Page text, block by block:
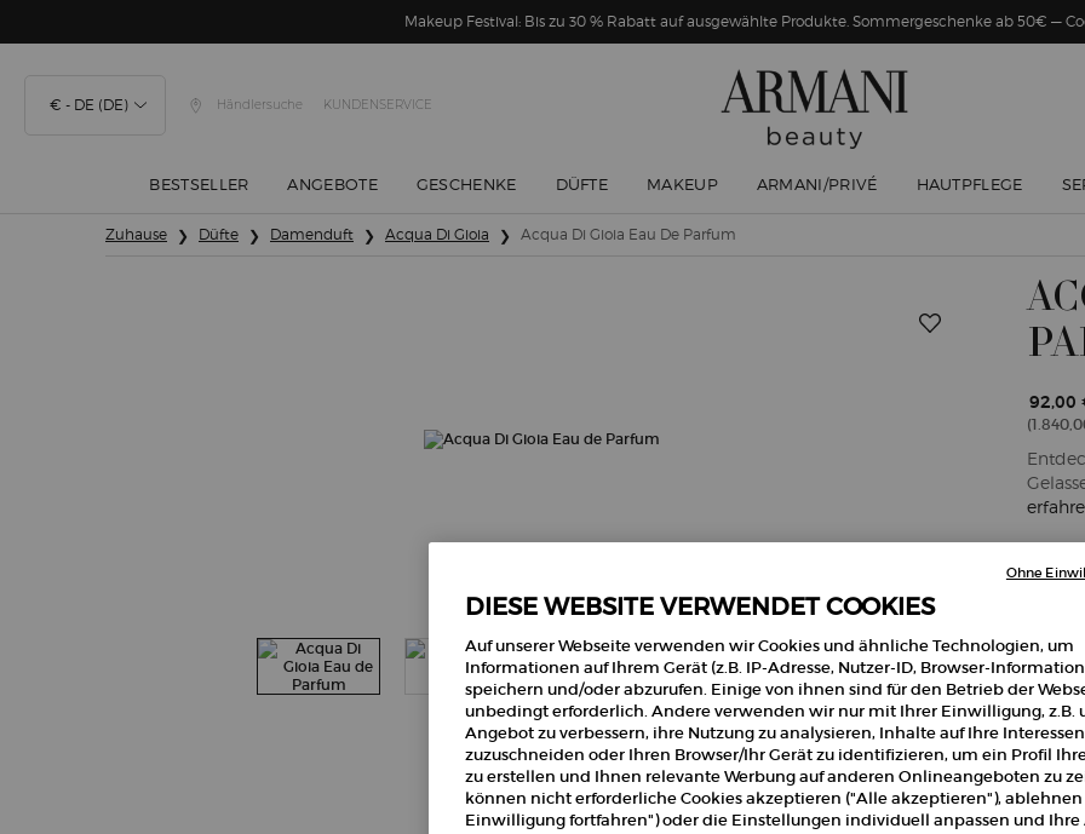
Makeup Festival: Bis zu 30 % Rabatt auf ausgewählte Produkte. Sommergeschenke ab 50€ —
€ - DE (DE) Händlersuche KUNDENSERVICE
BESTSELLER ANGEBOTE GESCHENKE DÜFTE MAKEUP ARMANI/PRIVÉ HAUTPFLEGE
Zuhause Düfte Damenduft Acqua Di Gioia Acqua Di Gioia Eau De Parfum
92,00
4.5
von
der
Read
661
Link
auf
Seite.
106
Folie 1
DIESE WEBSITE VERWENDET COOKIES
Auf unserer Webseite verwenden wir Cookies und ähnliche Technologien, um
Informationen auf Ihrem Gerät (z.B. IP-Adresse, Nutzer-ID, Browser-
speichern und/oder abzurufen. Einige von ihnen sind für den Betrieb der
unbedingt erforderlich. Andere verwenden wir nur mit Ihrer Einwilligung, z.B.
Angebot zu verbessern, ihre Nutzung zu analysieren, Inhalte auf Ihre Interessen
zuzuschneiden oder Ihren Browser/Ihr Gerät zu identifizieren, um ein Profil
zu erstellen und Ihnen relevante Werbung auf anderen Onlineangeboten zu
können nicht erforderliche Cookies akzeptieren ("Alle akzeptieren"), ablehnen
Einwilligung fortfahren") oder die Einstellungen individuell anpassen und Ihre
Ohne